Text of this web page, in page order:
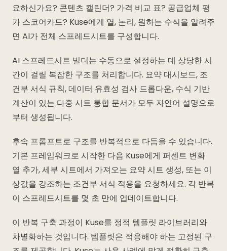
요하신가요? 콘텐츠 캘린더? 가격 비교 표? 공급업체 평
가 스코어카드? Kuse에게 열, 논리, 원하는 수식을 알려주
면 AI가 전체 스프레드시트를 구성합니다.
AI 스프레드시트 빌더는 수동으로 설정하는 데 상당한 시
간이 걸릴 복잡한 구조를 처리합니다. 요약 대시보드, 조
건부 서식 규칙, 데이터 유효성 검사 드롭다운, 수식 기반
계산이 있는 다중 시트 통합 문서가 모두 자연어 설명으로
부터 생성됩니다.
후속 프롬프트로 구조를 반복적으로 다듬을 수 있습니다.
기본 프레임워크로 시작한 다음 Kuse에게 퍼센트 변화
열 추가, 세부 시트에서 가져오는 요약 시트 생성, 또는 이
상값을 강조하는 조건부 서식 적용을 요청하세요. 각 반복
이 스프레드시트를 몇 초 만에 업데이트합니다.
이 반복 구축 과정이 Kuse를 정적 템플릿 라이브러리와
차별화하는 것입니다. 템플릿은 적응해야 하는 고정된 구